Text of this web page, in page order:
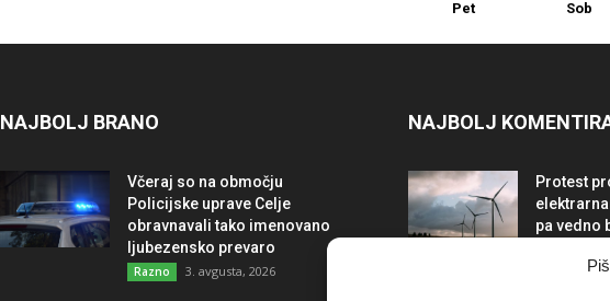
Pet Sob
NAJBOLJ BRANO
Včeraj so na območju
Policijske uprave Celje
obravnavali tako imenovano
ljubezensko prevaro
Razno 3. avgusta, 2026
NAJBOLJ
Protest
pa vedno